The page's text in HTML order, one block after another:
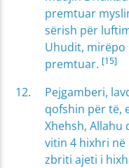
premtuar
sërish për
Uhudit, mirëpo
premtuar. [15]
Pejgamberi,
qofshin për të,
Xhehsh, Allahu
vitin 4 hixhri
zbriti ajeti i